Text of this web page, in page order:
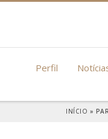
Perfil
INÍCIO »